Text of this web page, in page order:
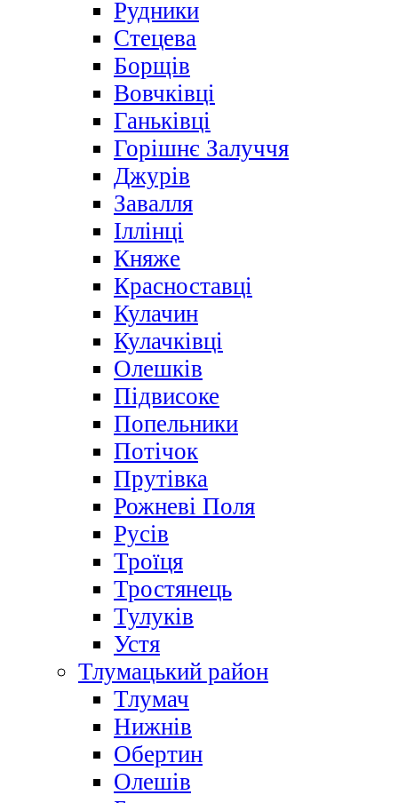
Рудники
Стецева
Борщів
Вовчківці
Ганьківці
Горішнє Залуччя
Джурів
Завалля
Іллінці
Княже
Красноставці
Кулачин
Кулачківці
Олешків
Підвисоке
Попельники
Потічок
Прутівка
Рожневі Поля
Русів
Троїця
Тростянець
Тулуків
Устя
Тлумацький район
Тлумач
Нижнів
Обертин
Олешів